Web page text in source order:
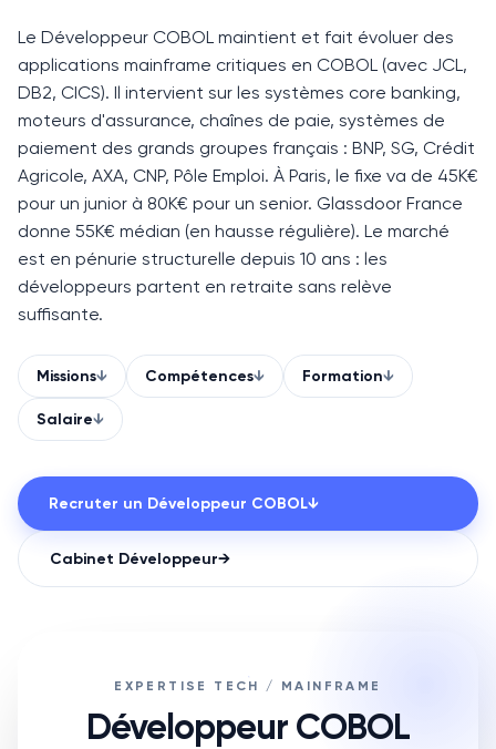
Le Développeur COBOL maintient et fait évoluer des
applications mainframe critiques en COBOL (avec JCL,
DB2, CICS). Il intervient sur les systèmes core banking,
moteurs d'assurance, chaînes de paie, systèmes de
paiement des grands groupes français : BNP, SG, Crédit
Agricole, AXA, CNP, Pôle Emploi. À Paris, le fixe va de 45K€
pour un junior à 80K€ pour un senior. Glassdoor France
donne 55K€ médian (en hausse régulière). Le marché
est en pénurie structurelle depuis 10 ans : les
développeurs partent en retraite sans relève
suffisante.
Missions↓ Compétences↓ Formation↓
Salaire↓
Recruter un Développeur COBOL↓
Cabinet Développeur→
EXPERTISE TECH / MAINFRAME
Développeur COBOL